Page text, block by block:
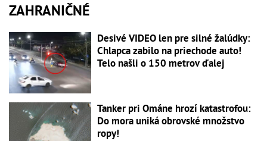
ZAHRANIČNÉ
Desivé VIDEO len pre silné žalúdky:
Chlapca zabilo na priechode auto!
Telo našli o 150 metrov ďalej
Tanker pri Ománe hrozí katastrofou:
Do mora uniká obrovské množstvo
ropy!